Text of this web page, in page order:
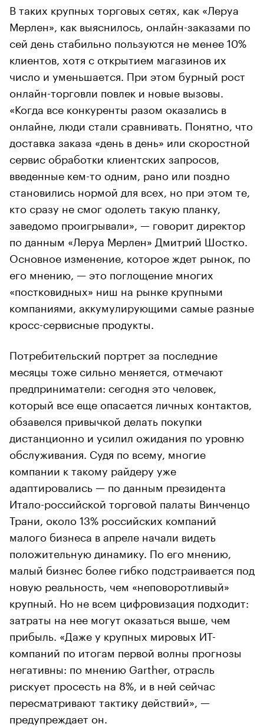
В таких крупных торговых сетях, как «Леруа
Мерлен», как выяснилось, онлайн-заказами по
сей день стабильно пользуются не менее 10%
клиентов, хотя с открытием магазинов их
число и уменьшается. При этом бурный рост
онлайн-торговли повлек и новые вызовы.
«Когда все конкуренты разом оказались в
онлайне, люди стали сравнивать. Понятно, что
доставка заказа «день в день» или скоростной
сервис обработки клиентских запросов,
введенные кем-то одним, рано или поздно
становились нормой для всех, но при этом те,
кто сразу не смог одолеть такую планку,
заведомо проигрывали», — говорит директор
по данным «Леруа Мерлен» Дмитрий Шостко.
Основное изменение, которое ждет рынок, по
его мнению, — это поглощение многих
«постковидных» ниш на рынке крупными
компаниями, аккумулирующими самые разные
кросс-сервисные продукты.
Потребительский портрет за последние
месяцы тоже сильно меняется, отмечают
предприниматели: сегодня это человек,
который все еще опасается личных контактов,
обзавелся привычкой делать покупки
дистанционно и усилил ожидания по уровню
обслуживания. Судя по всему, многие
компании к такому райдеру уже
адаптировались — по данным президента
Итало-российской торговой палаты Винченцо
Трани, около 13% российских компаний
малого бизнеса в апреле начали видеть
положительную динамику. По его мнению,
малый бизнес более гибко подстраивается под
новую реальность, чем «неповоротливый»
крупный. Но не всем цифровизация подходит:
затраты на нее могут оказаться выше, чем
прибыль. «Даже у крупных мировых ИТ-
компаний по итогам первой волны прогнозы
негативны: по мнению Garther, отрасль
рискует просесть на 8%, и в ней сейчас
пересматривают тактику действий», —
предупреждает он.